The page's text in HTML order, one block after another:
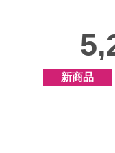
新商品